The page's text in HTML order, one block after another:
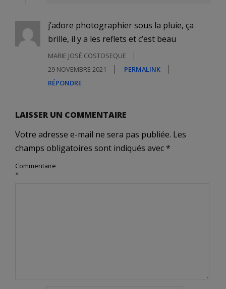
j’adore photographier sous la pluie, ça
brille, il y a les reflets et c’est beau
MARIE JOSÉ COSTOSEQUE
29 NOVEMBRE 2021
PERMALINK
RÉPONDRE
LAISSER UN COMMENTAIRE
Votre adresse e-mail ne sera pas publiée. Les
champs obligatoires sont indiqués avec *
Commentaire
*